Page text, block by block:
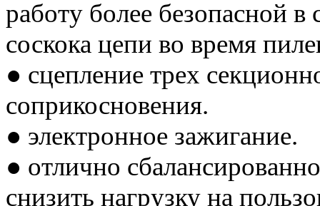
работу более безопасной
соскока цепи во время
● сцепление трех
соприкосновения.
● электронное зажигание.
● отлично
снизить нагрузку на